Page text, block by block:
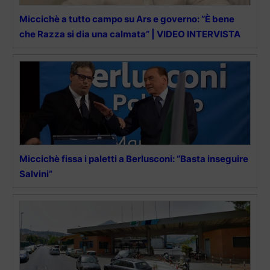
Miccichè a tutto campo su Ars e governo: “È bene
che Razza si dia una calmata” | VIDEO INTERVISTA
Miccichè fissa i paletti a Berlusconi: “Basta inseguire
Salvini”